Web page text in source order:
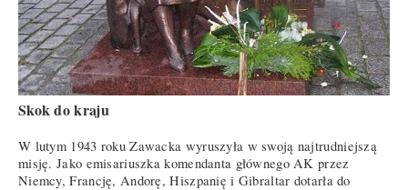
Skok do kraju
W lutym 1943 roku Zawacka wyruszyła w swoją najtrudniejszą
misję. Jako emisariuszka komendanta głównego AK przez
Niemcy, Francję, Andorę, Hiszpanię i Gibraltar dotarła do